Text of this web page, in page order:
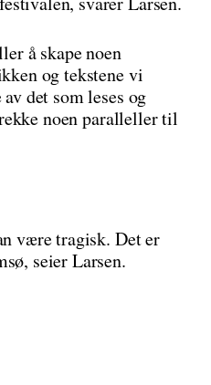
å skape noen
og tekstene vi
det som leses og
noen paralleller til
være tragisk. Det er
seier Larsen.